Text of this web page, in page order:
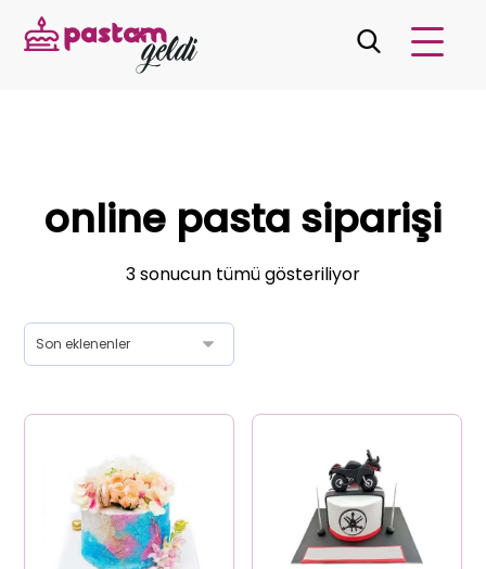
online pasta siparişi
3 sonucun tümü gösteriliyor